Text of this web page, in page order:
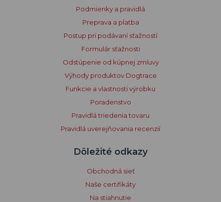
Podmienky a pravidlá
Preprava a platba
Postup pri podávaní sťažností
Formulár sťažnosti
Odstúpenie od kúpnej zmluvy
Výhody produktov Dogtrace
Funkcie a vlastnosti výrobku
Poradenstvo
Pravidlá triedenia tovaru
Pravidlá uverejňovania recenzií
Dôležité odkazy
Obchodná sieť
Naše certifikáty
Na stiahnutie